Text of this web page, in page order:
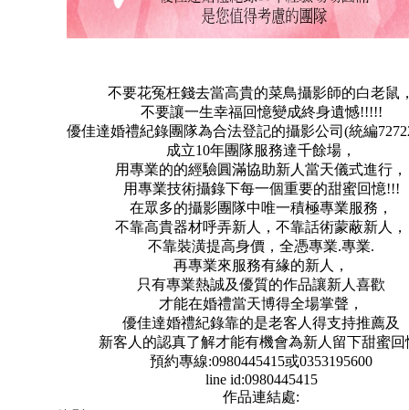
不要花冤枉錢去當高貴的菜鳥攝影師的白老鼠
不要讓一生幸福回憶變成終身遺憾!!!!!
優佳達婚禮紀錄團隊為合法登記的攝影公司(統編
成立10年團隊服務達千餘場，
用專業的的經驗圓滿協助新人當天儀式進行，
用專業技術攝錄下每一個重要的甜蜜回憶!!!
在眾多的攝影團隊中唯一積極專業服務，
不靠高貴器材呼弄新人，不靠話術蒙蔽新人，
不靠裝潢提高身價，全憑專業.專業.
再專業來服務有緣的新人，
只有專業熱誠及優質的作品讓新人喜歡
才能在婚禮當天博得全場掌聲，
優佳達婚禮紀錄靠的是老客人得支持推薦及
新客人的認真了解才能有機會為新人留下甜蜜回
預約專線:0980445415或0353195600
line id:0980445415
作品連結處: